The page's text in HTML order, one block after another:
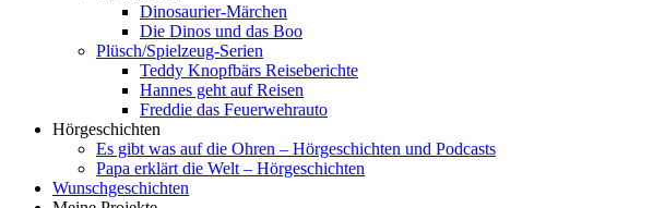
Dinosaurier-Märchen
Die Dinos und das Boo
Plüsch/Spielzeug-Serien
Teddy Knopfbärs Reiseberichte
Hannes geht auf Reisen
Freddie das Feuerwehrauto
Hörgeschichten
Es gibt was auf die Ohren – Hörgeschichten und Podcasts
Papa erklärt die Welt – Hörgeschichten
Wunschgeschichten